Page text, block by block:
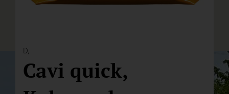
D,
Cavi quick,